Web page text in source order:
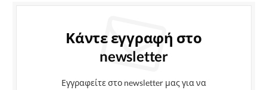
Κάντε εγγραφή στο
newsletter
Εγγραφείτε στο newsletter μας για να